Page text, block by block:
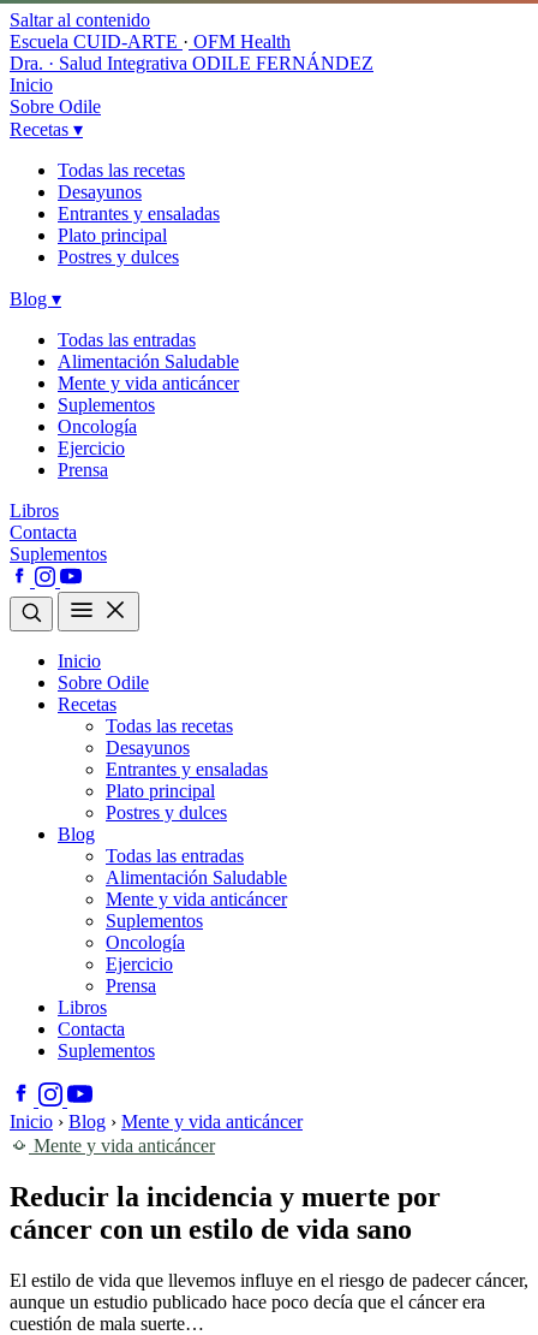
Saltar al contenido
Escuela CUID-ARTE · OFM Health
Dra. · Salud Integrativa ODILE FERNÁNDEZ
Inicio
Sobre Odile
Recetas ▾
Todas las recetas
Desayunos
Entrantes y ensaladas
Plato principal
Postres y dulces
Blog ▾
Todas las entradas
Alimentación Saludable
Mente y vida anticáncer
Suplementos
Oncología
Ejercicio
Prensa
Libros
Contacta
Suplementos
Inicio
Sobre Odile
Recetas
Todas las recetas
Desayunos
Entrantes y ensaladas
Plato principal
Postres y dulces
Blog
Todas las entradas
Alimentación Saludable
Mente y vida anticáncer
Suplementos
Oncología
Ejercicio
Prensa
Libros
Contacta
Suplementos
Inicio › Blog › Mente y vida anticáncer
Mente y vida anticáncer
Reducir la incidencia y muerte por
cáncer con un estilo de vida sano
El estilo de vida que llevemos influye en el riesgo de padecer cáncer,
aunque un estudio publicado hace poco decía que el cáncer era
cuestión de mala suerte…